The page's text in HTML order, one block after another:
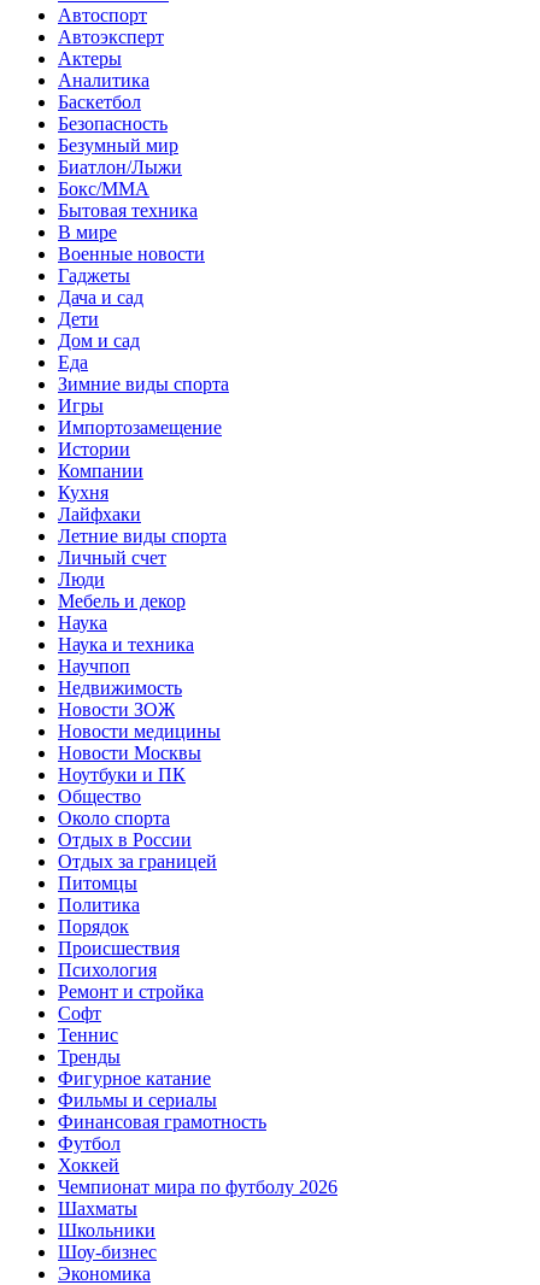
Автоспорт
Автоэксперт
Актеры
Аналитика
Баскетбол
Безопасность
Безумный мир
Биатлон/Лыжи
Бокс/MMA
Бытовая техника
В мире
Военные новости
Гаджеты
Дача и сад
Дети
Дом и сад
Еда
Зимние виды спорта
Игры
Импортозамещение
Истории
Компании
Кухня
Лайфхаки
Летние виды спорта
Личный счет
Люди
Мебель и декор
Наука
Наука и техника
Научпоп
Недвижимость
Новости ЗОЖ
Новости медицины
Новости Москвы
Ноутбуки и ПК
Общество
Около спорта
Отдых в России
Отдых за границей
Питомцы
Политика
Порядок
Происшествия
Психология
Ремонт и стройка
Софт
Теннис
Тренды
Фигурное катание
Фильмы и сериалы
Финансовая грамотность
Футбол
Хоккей
Чемпионат мира по футболу 2026
Шахматы
Школьники
Шоу-бизнес
Экономика